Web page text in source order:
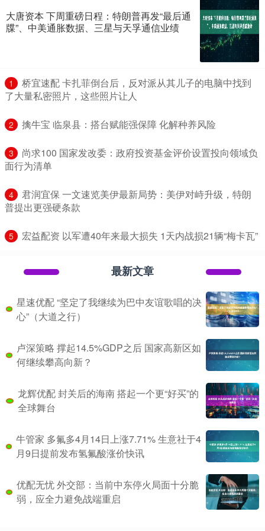
大唐资本 下周重磅日程：特朗普再发“最后通
牒”、中美通胀数据、三星与天孚通信业绩
1
​桥宜速配 卡扎菲倒台后，反对派从其儿子的电脑中找到
了大量私密照片，这些照片让人
2 ​擒牛宝 临泉县：搭台赋能强保障 化解种养风险
3
​尚求100 国家发改委：政府投资基金评价设置投向领域负
面行为清单
4
​君润宜保 一文速览美伊最新局势：美伊对峙升级，特朗
普提出更强硬条款
5 ​宏益配资 以军遭40年来最大损失 1天内战损21辆“梅卡瓦”
最新文章
星速优配 “坚定了我继续为巴中友谊歌唱的决
心”（大道之行）
卢深策略 撑起14.5%GDP之后 国家高新区如
何继续攀高向新？
龙辉优配 封关后的海南 搭起一个更“好买”的
全球舞台
牛管家 多氟多4月14日上涨7.71% 生意社于4
月9日提前发布氢氟酸涨价快讯
优配无忧 外交部：当前中东停火局面十分脆
弱，应全力避免战端重启